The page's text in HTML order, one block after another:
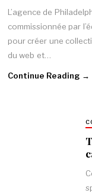
L’agence de
commissionnée par
pour créer une
du web et…
Continue Reading →